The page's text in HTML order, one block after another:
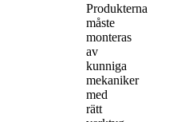
Produkterna
måste
monteras
av
kunniga
mekaniker
med
rätt